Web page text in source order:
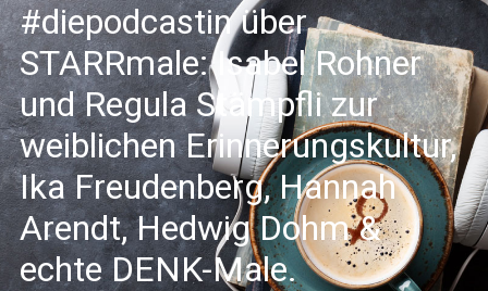
#diepodcastin über
STARRmale: Isabel Rohner
und Regula Stämpfli zur
weiblichen Erinnerungskultur,
Ika Freudenberg, Hannah
Arendt, Hedwig Dohm &
echte DENK-Male.